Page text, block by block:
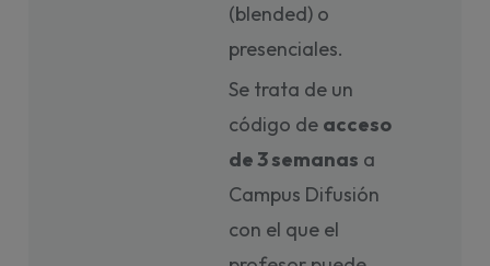
(blended) o
presenciales.
Se trata de un
código de acceso
de 3 semanas a
Campus Difusión
con el que el